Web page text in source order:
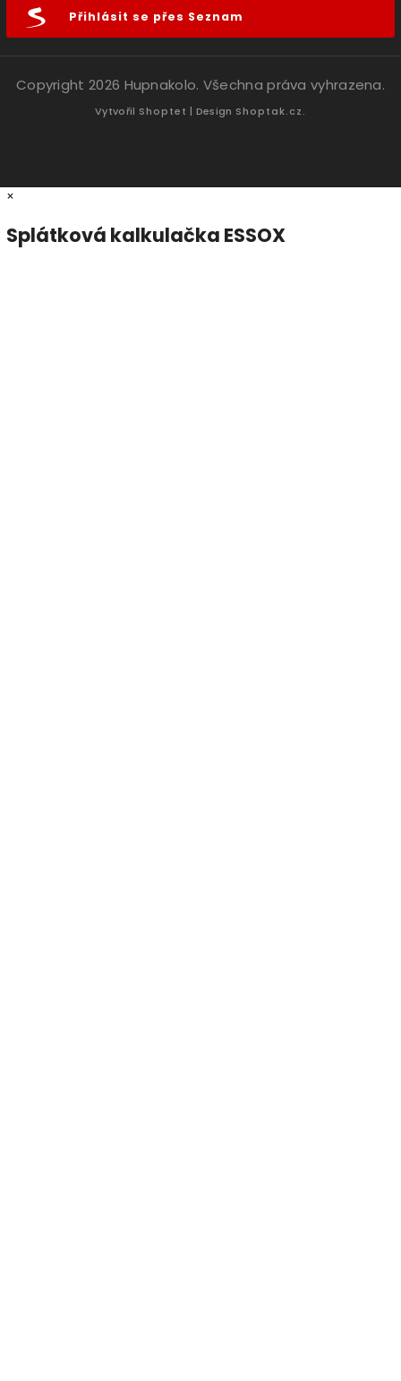
Přihlásit se přes Seznam
Copyright 2026 Hupnakolo. Všechna práva vyhrazena.
Vytvořil Shoptet | Design Shoptak.cz.
×
Splátková kalkulačka ESSOX